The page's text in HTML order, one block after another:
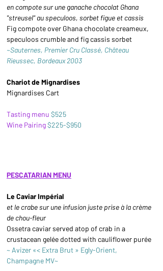
en compote sur une ganache chocolat Ghana
''streusel'' au speculoos, sorbet figue et cassis
Fig compote over Ghana chocolate creameux,
speculoos crumble and fig cassis sorbet
~Sauternes, Premier Cru Classé, Château
Rieussec, Bordeaux 2003
Chariot de Mignardises
Mignardises Cart
Tasting menu $525
Wine Pairing$225-$950
PESCATARIAN MENU
Le Caviar Impérial
et le crabe sur une infusion juste prise à la crème
de chou-fleur
Ossetra caviar served atop of crab in a
crustacean gelée dotted with cauliflower purée
~ Avizer «< Extra Brut » Egly-Orient,
Champagne MV~